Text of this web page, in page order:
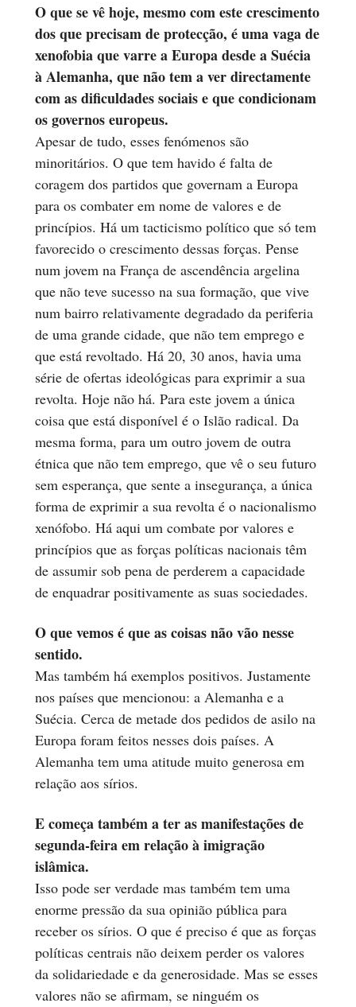
O que se vê hoje, mesmo com este crescimento
dos que precisam de protecção, é uma vaga de
xenofobia que varre a Europa desde a Suécia
à Alemanha, que não tem a ver directamente
com as dificuldades sociais e que condicionam
os governos europeus.
Apesar de tudo, esses fenómenos são
minoritários. O que tem havido é falta de
coragem dos partidos que governam a Europa
para os combater em nome de valores e de
princípios. Há um tacticismo político que só tem
favorecido o crescimento dessas forças. Pense
num jovem na França de ascendência argelina
que não teve sucesso na sua formação, que vive
num bairro relativamente degradado da periferia
de uma grande cidade, que não tem emprego e
que está revoltado. Há 20, 30 anos, havia uma
série de ofertas ideológicas para exprimir a sua
revolta. Hoje não há. Para este jovem a única
coisa que está disponível é o Islão radical. Da
mesma forma, para um outro jovem de outra
étnica que não tem emprego, que vê o seu futuro
sem esperança, que sente a insegurança, a única
forma de exprimir a sua revolta é o nacionalismo
xenófobo. Há aqui um combate por valores e
princípios que as forças políticas nacionais têm
de assumir sob pena de perderem a capacidade
de enquadrar positivamente as suas sociedades.
O que vemos é que as coisas não vão nesse
sentido.
Mas também há exemplos positivos. Justamente
nos países que mencionou: a Alemanha e a
Suécia. Cerca de metade dos pedidos de asilo na
Europa foram feitos nesses dois países. A
Alemanha tem uma atitude muito generosa em
relação aos sírios.
E começa também a ter as manifestações de
segunda-feira em relação à imigração
islâmica.
Isso pode ser verdade mas também tem uma
enorme pressão da sua opinião pública para
receber os sírios. O que é preciso é que as forças
políticas centrais não deixem perder os valores
da solidariedade e da generosidade. Mas se esses
valores não se afirmam, se ninguém os